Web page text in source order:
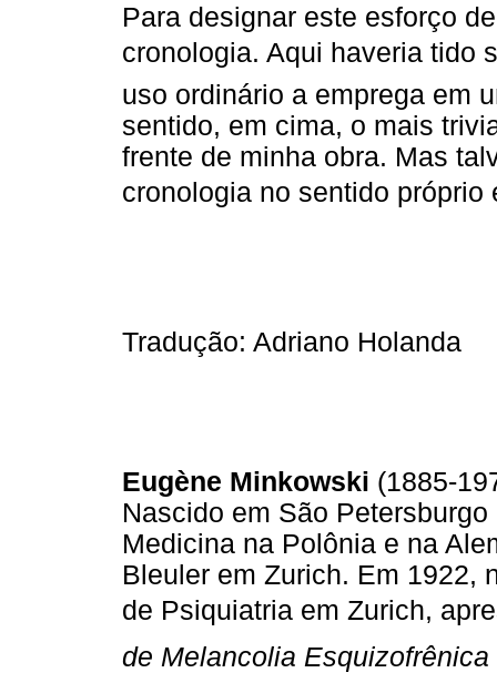
Para designar este esforço
cronologia. Aqui haveria
uso ordinário a emprega em
sentido, em cima, o mais
frente de minha obra. Mas
cronologia no sentido
Tradução: Adriano Holanda
Eugène Minkowski (1885-
Nascido em São
Medicina na Polônia e na
Bleuler em Zurich. Em 1922,
de Psiquiatria em Zurich,
de Melancolia Esquizofrênica